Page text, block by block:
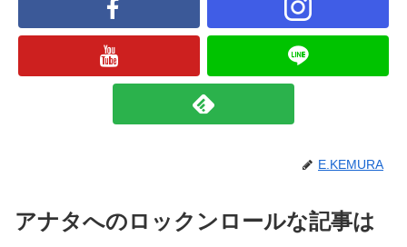
E.KEMURA
アナタへのロックンロールな記事は